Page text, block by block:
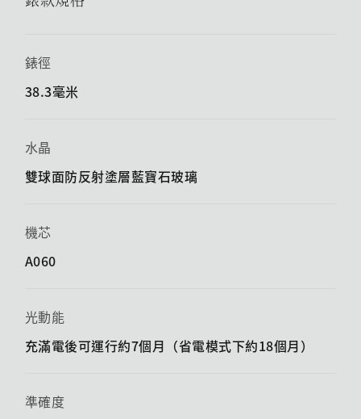
錶徑
38.3毫米
水晶
雙球面防反射塗層藍寶石玻璃
機芯
A060
光動能
充滿電後可運行約7個月（省電模式下約18個月）
準確度